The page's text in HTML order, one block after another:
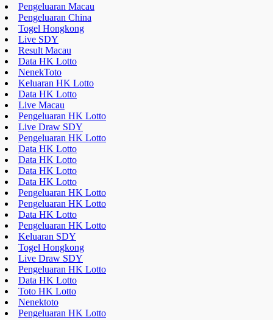
Pengeluaran Macau
Pengeluaran China
Togel Hongkong
Live SDY
Result Macau
Data HK Lotto
NenekToto
Keluaran HK Lotto
Data HK Lotto
Live Macau
Pengeluaran HK Lotto
Live Draw SDY
Pengeluaran HK Lotto
Data HK Lotto
Data HK Lotto
Data HK Lotto
Data HK Lotto
Pengeluaran HK Lotto
Pengeluaran HK Lotto
Data HK Lotto
Pengeluaran HK Lotto
Keluaran SDY
Togel Hongkong
Live Draw SDY
Pengeluaran HK Lotto
Data HK Lotto
Toto HK Lotto
Nenektoto
Pengeluaran HK Lotto